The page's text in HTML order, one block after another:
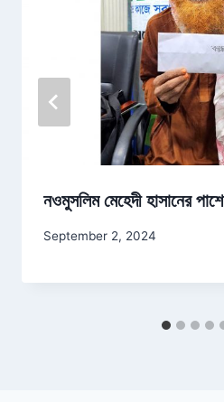
নওমুসলিম মেহেদী হাসানের
September 2, 2024